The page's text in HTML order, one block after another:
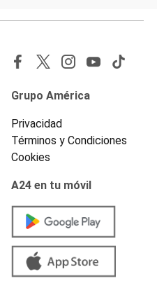
Grupo América
Privacidad
Términos y Condiciones
Cookies
A24 en tu móvil